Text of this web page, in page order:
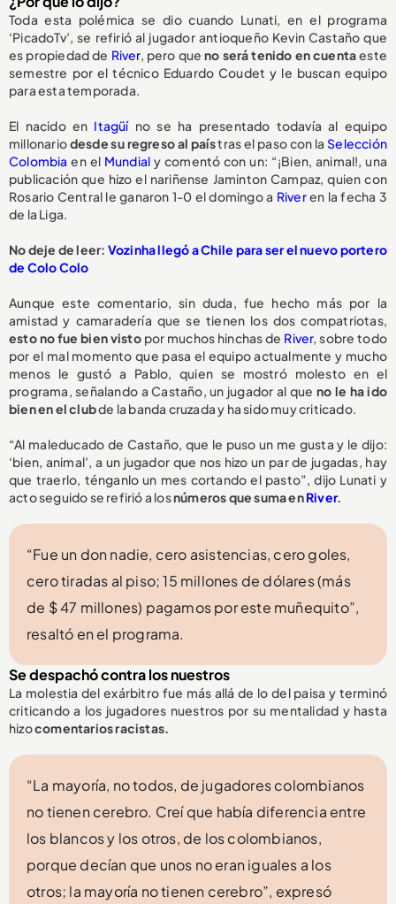
Toda esta polémica se dio cuando Lunati, en el programa
‘PicadoTv’, se refirió al jugador antioqueño Kevin Castaño que
es propiedad de River, pero queno será tenido en cuentaeste
semestre por el técnico Eduardo Coudet y le buscan equipo
para esta temporada.
El nacido en Itagüí no se ha presentado todavía al equipo
millonariodesde su regreso al paístras el paso con la Selección
Colombiaen el Mundial y comentó con un: “¡Bien, animal!, una
publicación que hizo el nariñense Jaminton Campaz, quien con
Rosario Central le ganaron 1-0 el domingo a Riveren la fecha 3
de la Liga.
No deje de leer: Vozinha llegó a Chile para ser el nuevo portero
de Colo Colo
Aunque este comentario, sin duda, fue hecho más por la
amistad y camaradería que se tienen los dos compatriotas,
esto no fue bien vistopor muchos hinchas de River, sobre todo
por el mal momento que pasa el equipo actualmente y mucho
menos le gustó a Pablo, quien se mostró molesto en el
programa, señalando a Castaño, un jugador al que no le ha ido
bien en el clubde la banda cruzada y ha sido muy criticado.
“Al maleducado de Castaño, que le puso un me gusta y le dijo:
‘bien, animal’, a un jugador que nos hizo un par de jugadas, hay
que traerlo, ténganlo un mes cortando el pasto”, dijo Lunati y
acto seguido se refirió a losnúmeros que suma enRiver.
“Fue un don nadie, cero asistencias, cero goles,
cero tiradas al piso; 15 millones de dólares (más
de $ 47 millones) pagamos por este muñequito”,
resaltó en el programa.
Se despachó contra los nuestros
La molestia del exárbitro fue más allá de lo del paisa y terminó
criticando a los jugadores nuestros por su mentalidad y hasta
hizocomentarios racistas.
“La mayoría, no todos, de jugadores colombianos
no tienen cerebro. Creí que había diferencia entre
los blancos y los otros, de los colombianos,
porque decían que unos no eran iguales a los
otros; la mayoría no tienen cerebro”, expresó